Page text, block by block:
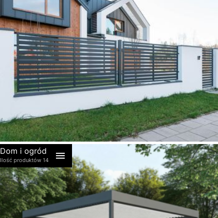
akcesoria
Dom i ogród
Ilość produktów 14